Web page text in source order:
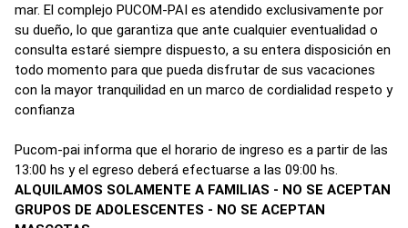
mar. El complejo PUCOM-PAI es atendido exclusivamente por
su dueño, lo que garantiza que ante cualquier eventualidad o
consulta estaré siempre dispuesto, a su entera disposición en
todo momento para que pueda disfrutar de sus vacaciones
con la mayor tranquilidad en un marco de cordialidad respeto y
confianza
Pucom-pai informa que el horario de ingreso es a partir de las
13:00 hs y el egreso deberá efectuarse a las 09:00 hs.
ALQUILAMOS SOLAMENTE A FAMILIAS - NO SE ACEPTAN
GRUPOS DE ADOLESCENTES - NO SE ACEPTAN